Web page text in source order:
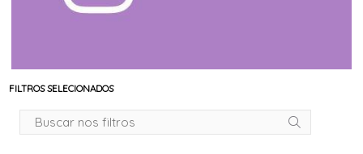
FILTROS SELECIONADOS